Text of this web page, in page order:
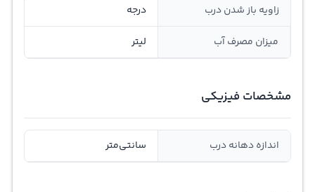
زاویه باز شدن درب درجه
میزان مصرف آب لیتر
مشخصات فیزیکی
اندازه دهانه درب سانتی‌متر